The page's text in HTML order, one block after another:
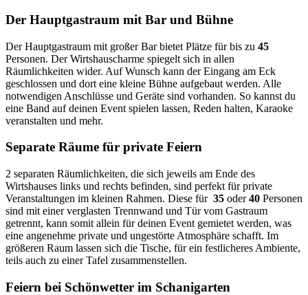
Der Hauptgastraum mit Bar und Bühne
Der Hauptgastraum mit großer Bar bietet Plätze für bis zu 45
Personen. Der Wirtshauscharme spiegelt sich in allen
Räumlichkeiten wider. Auf Wunsch kann der Eingang am Eck
geschlossen und dort eine kleine Bühne aufgebaut werden. Alle
notwendigen Anschlüsse und Geräte sind vorhanden. So kannst du
eine Band auf deinen Event spielen lassen, Reden halten, Karaoke
veranstalten und mehr.
Separate Räume für private Feiern
2 separaten Räumlichkeiten, die sich jeweils am Ende des
Wirtshauses links und rechts befinden, sind perfekt für private
Veranstaltungen im kleinen Rahmen. Diese für 35 oder40 Personen
sind mit einer verglasten Trennwand und Tür vom Gastraum
getrennt, kann somit allein für deinen Event gemietet werden, was
eine angenehme private und ungestörte Atmosphäre schafft. Im
größeren Raum lassen sich die Tische, für ein festlicheres Ambiente,
teils auch zu einer Tafel zusammenstellen.
Feiern bei Schönwetter im Schanigarten